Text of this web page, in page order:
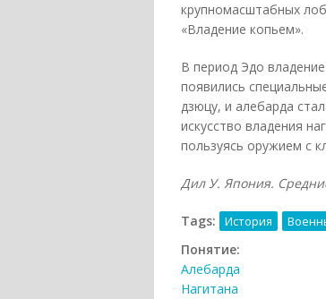
крупномасштабных
«Владение копьем».
В период Эдо
появились
дзюцу, и алебарда
искусство владения
пользуясь оружием с
Дил У. Япония.
Tags: История
Понятие:
Алебарда
Нагитана